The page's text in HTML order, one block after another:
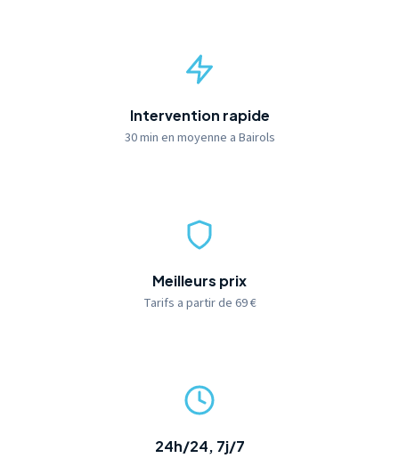
Intervention rapide
30 min en moyenne a Bairols
Meilleurs prix
Tarifs a partir de 69 €
24h/24, 7j/7